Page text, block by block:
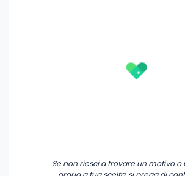
Se non riesci a trovare un motivo o